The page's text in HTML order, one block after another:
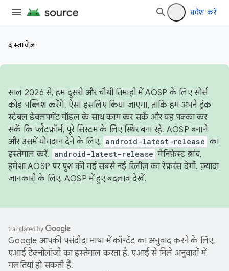
प्रवेश करें
दस्तावेज़
साल 2026 से, हम दूसरी और चौथी तिमाही में AOSP के लिए सोर्स
कोड पब्लिश करेंगे. ऐसा इसलिए किया जाएगा, ताकि हम अपने ट्रंक
स्टेबल डेवलपमेंट मॉडल के साथ काम कर सकें और यह पक्का कर
सकें कि प्लैटफ़ॉर्म, पूरे सिस्टम के लिए स्थिर बना रहे. AOSP बनाने
और उसमें योगदान देने के लिए, android-latest-release का
इस्तेमाल करें.
android-latest-release मेनिफ़ेस्ट ब्रांच,
हमेशा AOSP पर पुश की गई सबसे नई रिलीज़ का रेफ़रंस देगी. ज़्यादा
जानकारी के लिए, AOSP में हुए बदलावदेखें.
Google आपकी पसंदीदा भाषा में कॉन्टेंट का अनुवाद करने के लिए,
एआई टेक्नोलॉजी का इस्तेमाल करता है. एआई से मिले अनुवादों में
गलतियां हो सकती हैं.